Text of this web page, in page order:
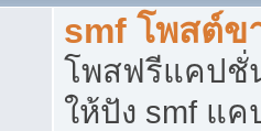
smf โพสต์ข
โพสฟรีแคปชั่
ให้ปัง smf แ